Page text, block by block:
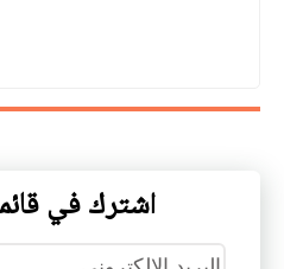
اشترك في